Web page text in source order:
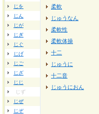
じを
じん
じが
じぎ
じぐ
じげ
じご
じざ
じじ
じず
じぜ
じぞ
柔軟
じゅうなん
柔軟性
柔軟体操
十二
じゅうに
十二音
じゅうにおん